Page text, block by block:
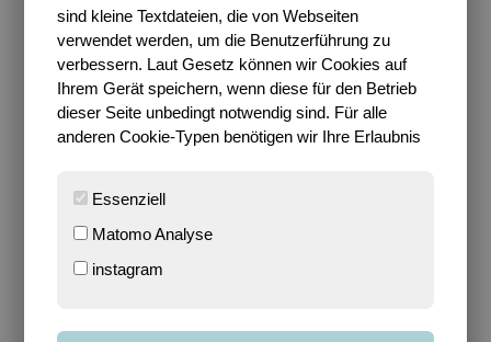
Wenn ich so darüber nachdenke, dann liebe ich den
Anblick vielleicht so, weil wir früher in Italien so oft
an solchen Mohnblumen-Wiesen vorbei kamen und
weiß…
hr Beiträge zum Nature Thursday könnt ihr
heute auch wieder
sind kleine Textdateien, die von Webseiten
verwendet werden, um die Benutzerführung zu
verbessern. Laut Gesetz können wir Cookies auf
Ihrem Gerät speichern, wenn diese für den Betrieb
dieser Seite unbedingt notwendig sind. Für alle
anderen Cookie-Typen benötigen wir Ihre Erlaubnis
Essenziell
Matomo Analyse
instagram